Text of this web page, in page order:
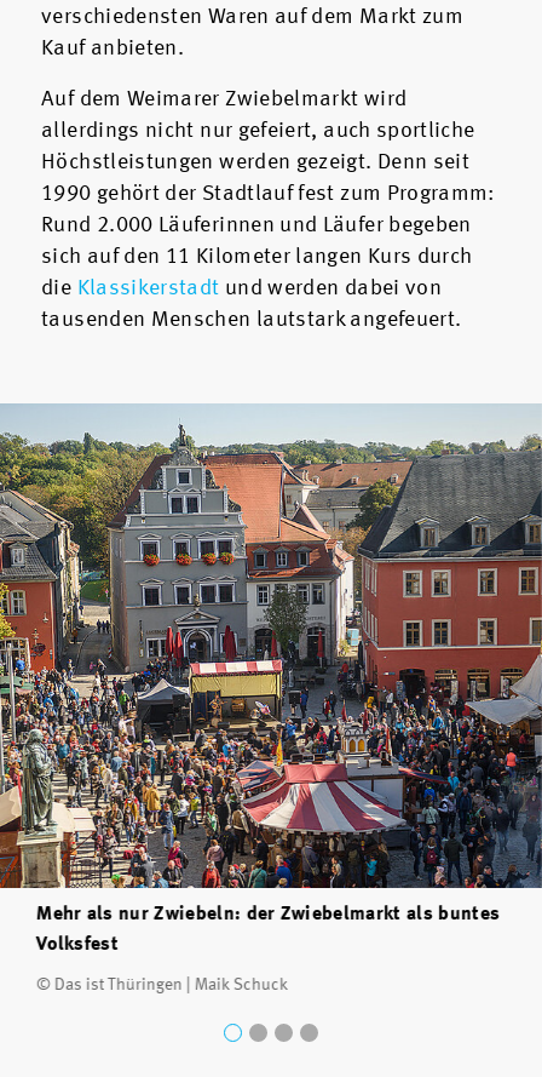
verschiedensten Waren auf dem Markt zum
Kauf anbieten.
Auf dem Weimarer Zwiebelmarkt wird
allerdings nicht nur gefeiert, auch sportliche
Höchstleistungen werden gezeigt. Denn seit
1990 gehört der Stadtlauf fest zum Programm:
Rund 2.000 Läuferinnen und Läufer begeben
sich auf den 11 Kilometer langen Kurs durch
die Klassikerstadt und werden dabei von
tausenden Menschen lautstark angefeuert.
Mehr als nur Zwiebeln: der Zwiebelmarkt als buntes
Volksfest
© Das ist Thüringen | Maik Schuck